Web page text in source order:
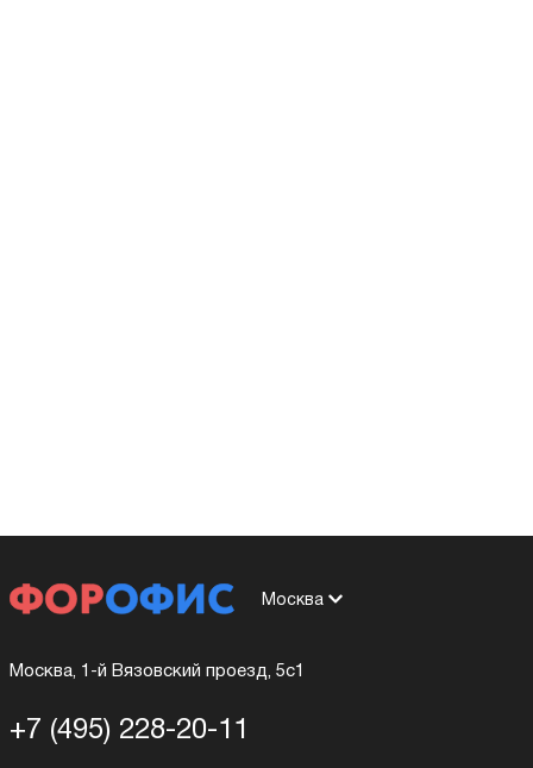
Москва
Москва, 1-й Вязовский проезд, 5с1
+7 (495) 228-20-11